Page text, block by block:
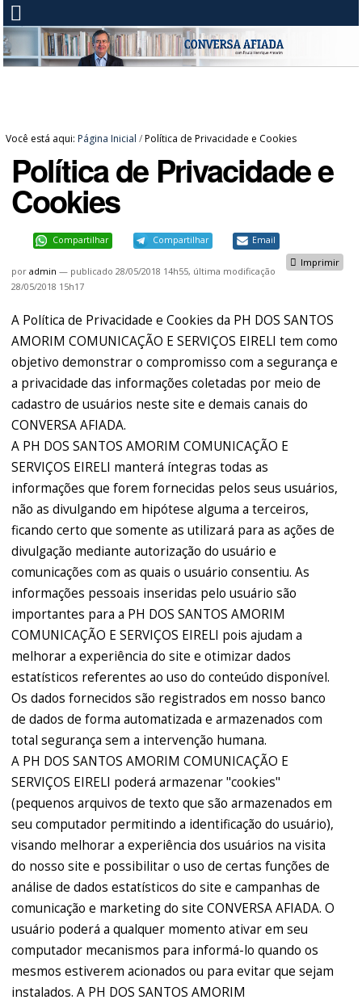
Você está aqui: Página Inicial /Política de Privacidade e Cookies
Política de Privacidade e
Cookies
Compartilhar Compartilhar Email
Imprimir
poradmin — publicado 28/05/2018 14h55, última modificação
28/05/2018 15h17
A Política de Privacidade e Cookies da PH DOS SANTOS
AMORIM COMUNICAÇÃO E SERVIÇOS EIRELI tem como
objetivo demonstrar o compromisso com a segurança e
a privacidade das informações coletadas por meio de
cadastro de usuários neste site e demais canais do
CONVERSA AFIADA.
A PH DOS SANTOS AMORIM COMUNICAÇÃO E
SERVIÇOS EIRELI manterá íntegras todas as
informações que forem fornecidas pelos seus usuários,
não as divulgando em hipótese alguma a terceiros,
ficando certo que somente as utilizará para as ações de
divulgação mediante autorização do usuário e
comunicações com as quais o usuário consentiu. As
informações pessoais inseridas pelo usuário são
importantes para a PH DOS SANTOS AMORIM
COMUNICAÇÃO E SERVIÇOS EIRELI pois ajudam a
melhorar a experiência do site e otimizar dados
estatísticos referentes ao uso do conteúdo disponível.
Os dados fornecidos são registrados em nosso banco
de dados de forma automatizada e armazenados com
total segurança sem a intervenção humana.
A PH DOS SANTOS AMORIM COMUNICAÇÃO E
SERVIÇOS EIRELI poderá armazenar "cookies"
(pequenos arquivos de texto que são armazenados em
seu computador permitindo a identificação do usuário),
visando melhorar a experiência dos usuários na visita
do nosso site e possibilitar o uso de certas funções de
análise de dados estatísticos do site e campanhas de
comunicação e marketing do site CONVERSA AFIADA. O
usuário poderá a qualquer momento ativar em seu
computador mecanismos para informá-lo quando os
mesmos estiverem acionados ou para evitar que sejam
instalados. A PH DOS SANTOS AMORIM